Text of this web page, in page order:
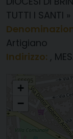
TUTTI I SANTI »
Artigiano
Indirizzo: ,
San Giuseppe Artigiano
+
−